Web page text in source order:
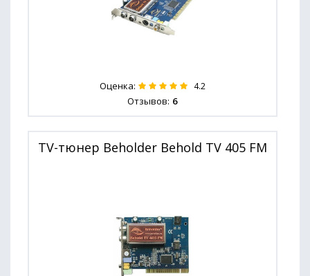
Оценка: 4.2
Отзывов: 6
TV-тюнер Beholder Behold TV 405 FM